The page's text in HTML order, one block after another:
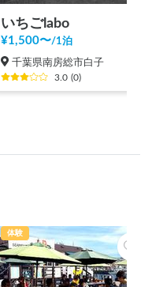
いちごlabo
¥1,500〜/1泊
千葉県南房総市白子
3.0 (0)
体験